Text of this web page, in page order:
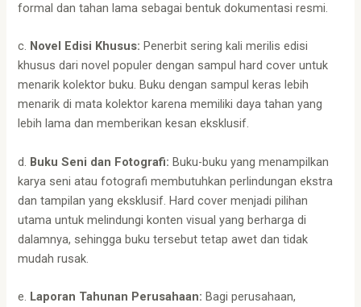
formal dan tahan lama sebagai bentuk dokumentasi resmi.
c. Novel Edisi Khusus: Penerbit sering kali merilis edisi
khusus dari novel populer dengan sampul hard cover untuk
menarik kolektor buku. Buku dengan sampul keras lebih
menarik di mata kolektor karena memiliki daya tahan yang
lebih lama dan memberikan kesan eksklusif.
d. Buku Seni dan Fotografi: Buku-buku yang menampilkan
karya seni atau fotografi membutuhkan perlindungan ekstra
dan tampilan yang eksklusif. Hard cover menjadi pilihan
utama untuk melindungi konten visual yang berharga di
dalamnya, sehingga buku tersebut tetap awet dan tidak
mudah rusak.
e. Laporan Tahunan Perusahaan: Bagi perusahaan,